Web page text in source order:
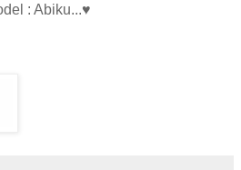
: Abiku...♥